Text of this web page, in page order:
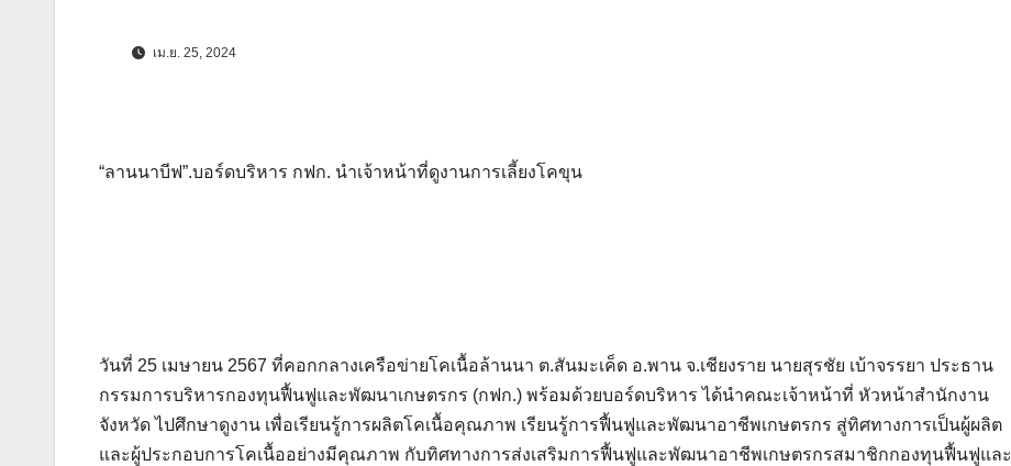
เม.ย. 25, 2024
“ลานนาบีฟ”.บอร์ดบริหาร กฟก. นำเจ้าหน้าที่ดูงานการเลี้ยงโคขุน
วันที่ 25 เมษายน 2567 ที่คอกกลางเครือข่ายโคเนื้อล้านนา ต.สันมะเค็ด อ.พาน จ.เชียงราย นายสุรชัย เบ้าจรรยา ประธาน
กรรมการบริหารกองทุนฟื้นฟูและพัฒนาเกษตรกร (กฟก.) พร้อมด้วยบอร์ดบริหาร ได้นำคณะเจ้าหน้าที่ หัวหน้าสำนักงาน
จังหวัด ไปศึกษาดูงาน เพื่อเรียนรู้การผลิตโคเนื้อคุณภาพ เรียนรู้การฟื้นฟูและพัฒนาอาชีพเกษตรกร สู่ทิศทางการเป็นผู้ผลิต
และผู้ประกอบการโคเนื้ออย่างมีคุณภาพ กับทิศทางการส่งเสริมการฟื้นฟูและพัฒนาอาชีพเกษตรกรสมาชิกกองทุนฟื้นฟูและ